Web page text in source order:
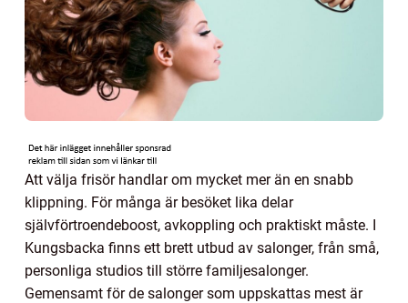
Att välja frisör handlar om mycket mer än en snabb
klippning. För många är besöket lika delar
självförtroendeboost, avkoppling och praktiskt måste. I
Kungsbacka finns ett brett utbud av salonger, från små,
personliga studios till större familjesalonger.
Gemensamt för de salonger som uppskattas mest är